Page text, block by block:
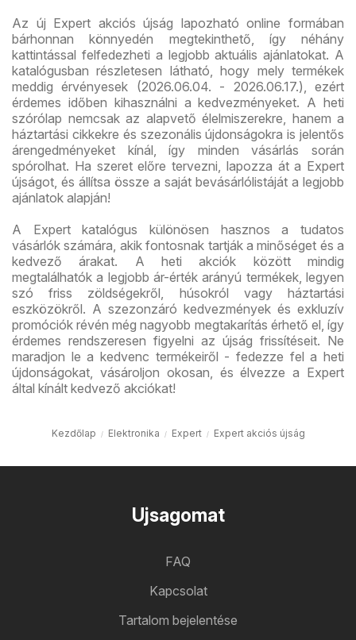
Az új Expert akciós újság lapozható online formában
bárhonnan könnyedén megtekinthető, így néhány
kattintással felfedezheti a legjobb aktuális ajánlatokat. A
katalógusban részletesen látható, hogy mely termékek
meddig érvényesek (2026.06.04. - 2026.06.17.), ezért
érdemes időben kihasználni a kedvezményeket. A heti
szórólap nemcsak az alapvető élelmiszerekre, hanem a
háztartási cikkekre és szezonális újdonságokra is jelentős
árengedményeket kínál, így minden vásárlás során
spórolhat. Ha szeret előre tervezni, lapozza át a Expert
újságot, és állítsa össze a saját bevásárlólistáját a legjobb
ajánlatok alapján!
A Expert katalógus különösen hasznos a tudatos
vásárlók számára, akik fontosnak tartják a minőséget és a
kedvező árakat. A heti akciók között mindig
megtalálhatók a legjobb ár-érték arányú termékek, legyen
szó friss zöldségekről, húsokról vagy háztartási
eszközökről. A szezonzáró kedvezmények és exkluzív
promóciók révén még nagyobb megtakarítás érhető el, így
érdemes rendszeresen figyelni az újság frissítéseit. Ne
maradjon le a kedvenc termékeiről - fedezze fel a heti
újdonságokat, vásároljon okosan, és élvezze a Expert
által kínált kedvező akciókat!
Kezdőlap Elektronika Expert Expert akciós újság
Ujsagomat
FAQ
Kapcsolat
Tartalom bejelentése